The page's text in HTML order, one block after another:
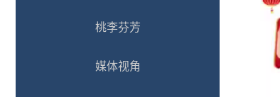
桃李芬芳
媒体视角